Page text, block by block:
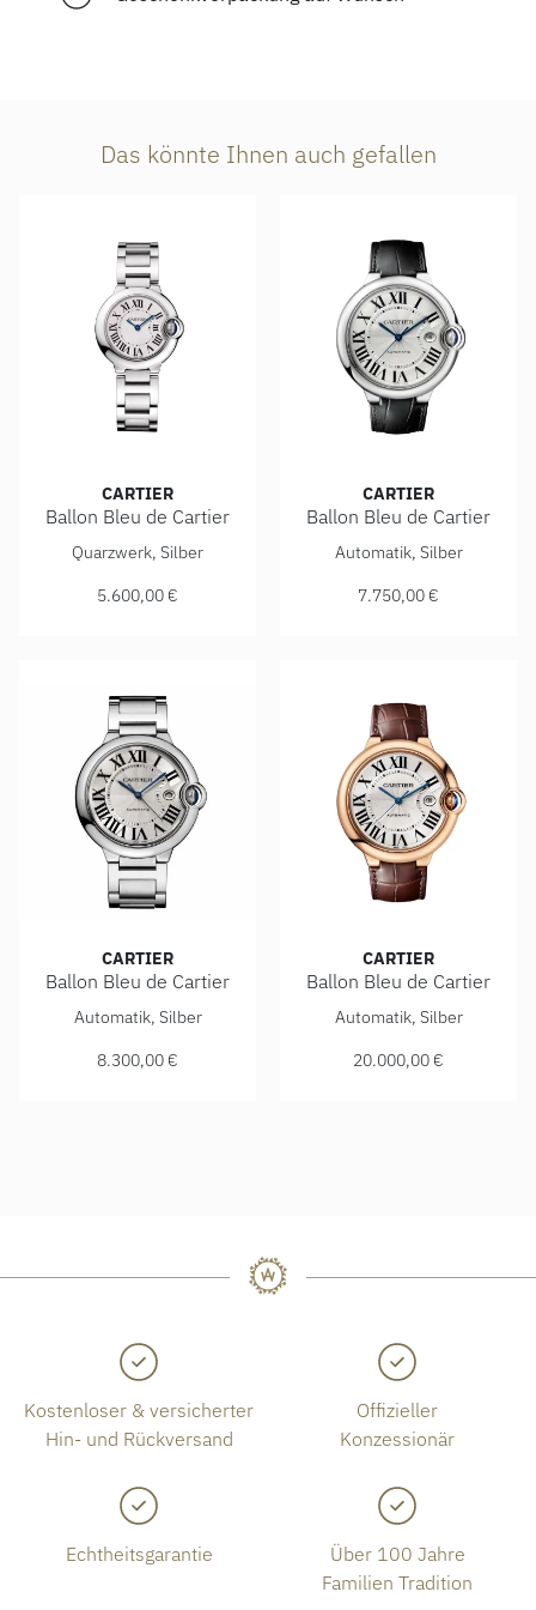
Das könnte Ihnen auch gefallen
CARTIER
Ballon Bleu de Cartier
Cartier Ballon Bleu de Cartier, Ref: WSBB0073, Preis:
Quarzwerk, Silber
5.600,00 €
CARTIER
Ballon Bleu de Cartier
Cartier Ballon Bleu de
Automatik, Silber
7.750,00 €
CARTIER
Ballon Bleu de Cartier
Cartier Ballon Bleu de Cartier, Ref: WSBB0049, Preis:
Automatik, Silber
8.300,00 €
CARTIER
Ballon Bleu de Cartier
Cartier Ballon Bleu de
Automatik, Silber
20.000,00 €
Kostenloser & versicherter
Hin- und Rückversand
Offizieller
Konzessionär
Echtheitsgarantie
Über 100 Jahre
Familien Tradition